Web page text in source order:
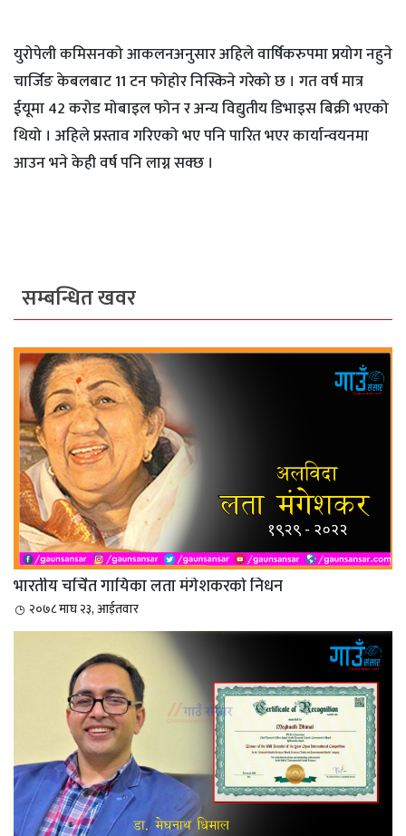
युरोपेली कमिसनको आकलनअनुसार अहिले वार्षिकरुपमा प्रयोग नहुने
चार्जिङ केबलबाट 11 टन फोहोर निस्किने गरेको छ । गत वर्ष मात्र
ईयूमा 42 करोड मोबाइल फोन र अन्य विद्युतीय डिभाइस बिक्री भएको
थियो । अहिले प्रस्ताव गरिएको भए पनि पारित भएर कार्यान्वयनमा
आउन भने केही वर्ष पनि लाग्न सक्छ ।
सम्बन्धित खवर
भारतीय चर्चित गायिका लता मंगेशकरको निधन
२०७८ माघ २३, आईतवार